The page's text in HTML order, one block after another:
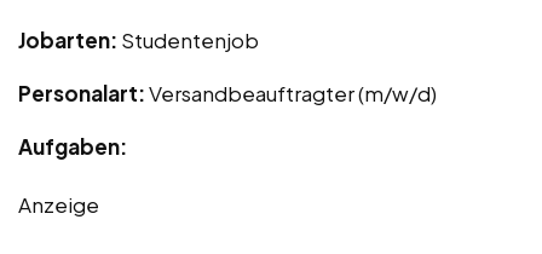
Jobarten: Studentenjob
Personalart:Versandbeauftragter (m/w/d)
Aufgaben:
Anzeige